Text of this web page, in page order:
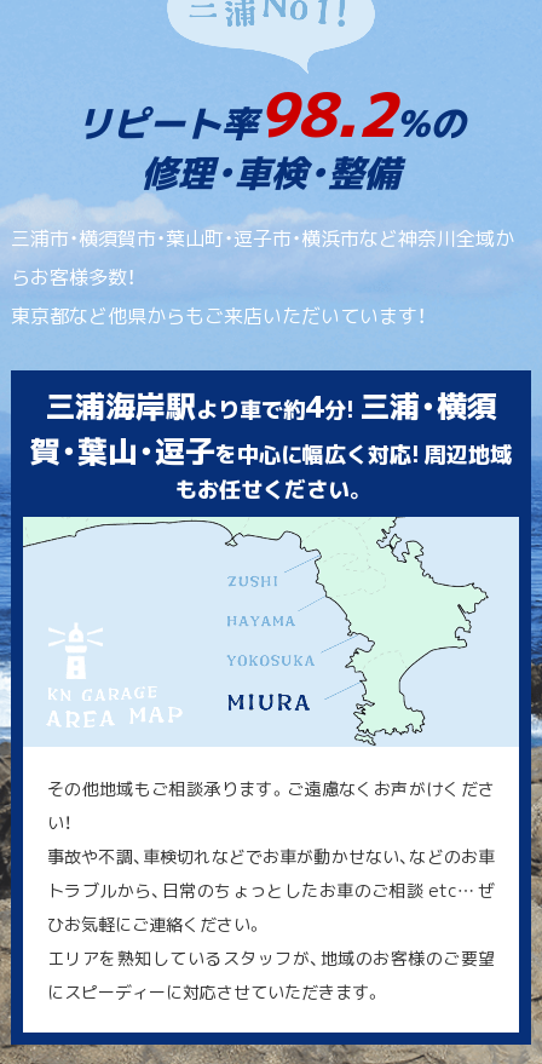
リピート率98.2%の
修理・車検・整備
三浦市・横須賀市・葉山町・逗子市・横浜市など神奈川全域か
らお客様多数！
東京都など他県からもご来店いただいています！
三浦海岸駅より車で約4分! 三浦・横須
賀・葉山・逗子を中心に幅広く対応! 周辺地域
もお任せください。
その他地域もご相談承ります。ご遠慮なくお声がけくださ
い！
事故や不調、車検切れなどでお車が動かせない、などのお車
トラブルから、日常のちょっとしたお車のご相談 etc… ぜ
ひお気軽にご連絡ください。
エリアを熟知しているスタッフが、地域のお客様のご要望
にスピーディーに対応させていただきます。